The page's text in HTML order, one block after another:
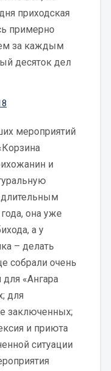
приходская
примерно
за каждым
десяток дел
мероприятий
и
она уже
а у
– делать
собрали очень
«Ангара
для
заключенных;
и приюта
ситуации